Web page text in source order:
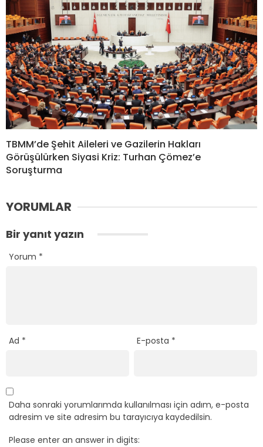
TBMM’de Şehit Aileleri ve Gazilerin Hakları
Görüşülürken Siyasi Kriz: Turhan Çömez’e
Soruşturma
YORUMLAR
Bir yanıt yazın
Yorum *
Ad * E-posta *
Daha sonraki yorumlarımda kullanılması için adım, e-posta
adresim ve site adresim bu tarayıcıya kaydedilsin.
Please enter an answer in digits: